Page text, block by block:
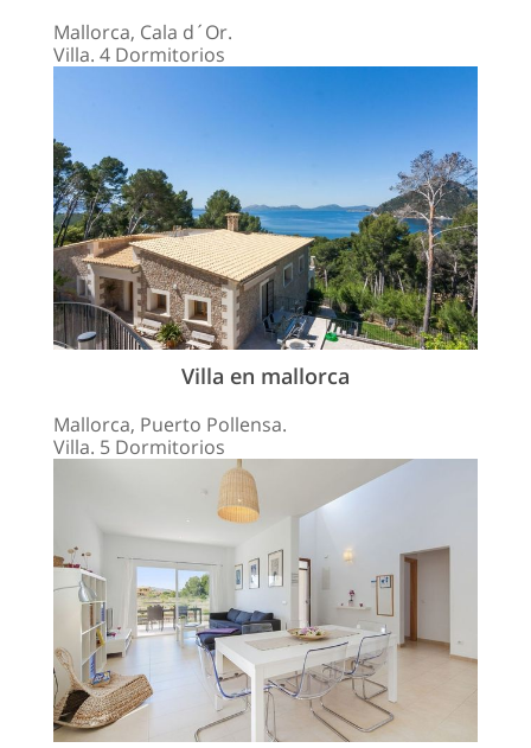
Mallorca, Cala d´Or.
Villa. 4 Dormitorios
Villa en mallorca
Mallorca, Puerto Pollensa.
Villa. 5 Dormitorios